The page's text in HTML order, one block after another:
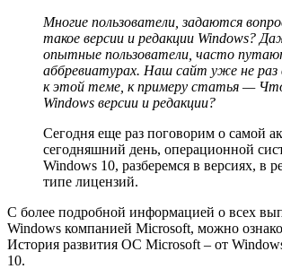
Многие пользователи, задаются
такое версии и редакции Windows?
опытные пользователи, часто
аббревиатурах. Наш сайт уже не раз
к этой теме, к примеру статья —
Windows версии и редакции?
Сегодня еще раз поговорим о самой
сегодняшний день, операционной
Windows 10, разберемся в версиях, в
типе лицензий.
С более подробной информацией о всех
Windows компанией Microsoft, можно
История развития ОС Microsoft – от
10.